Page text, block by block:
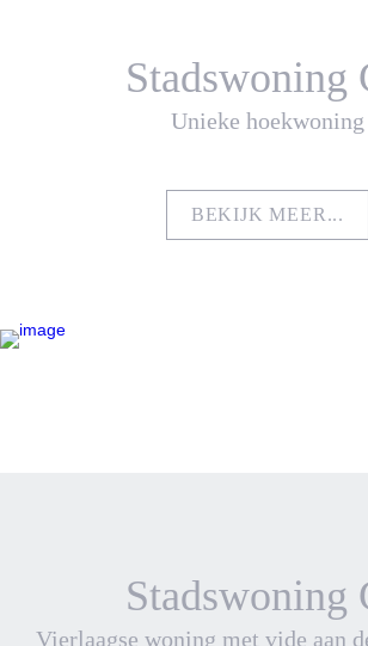
Stadswoning
Unieke hoekwoning
BEKIJK MEER...
Stadswoning
Vierlaagse woning met vide aan